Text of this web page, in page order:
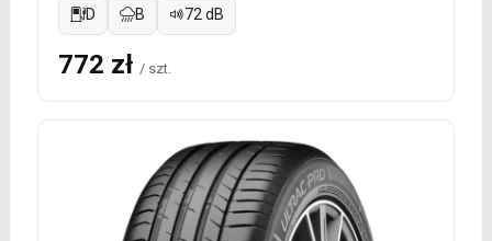
D B 72 dB
772 zł / szt.